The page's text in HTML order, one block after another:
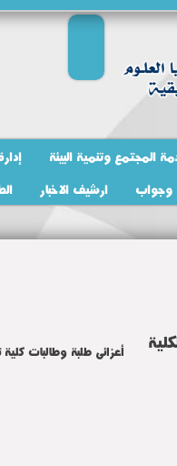
المجتمع وتنمية البيئة
وجواب ارشيف الاخبار
أعزائى طلبة وطالبات